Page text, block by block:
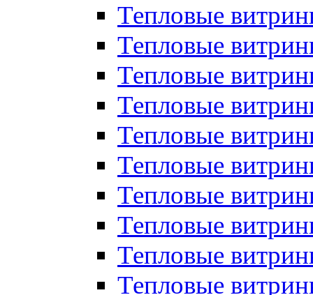
Тепловые
Тепловые
Тепловые
Тепловые
Тепловые
Тепловые
Тепловые
Тепловые
Тепловые
Тепловые